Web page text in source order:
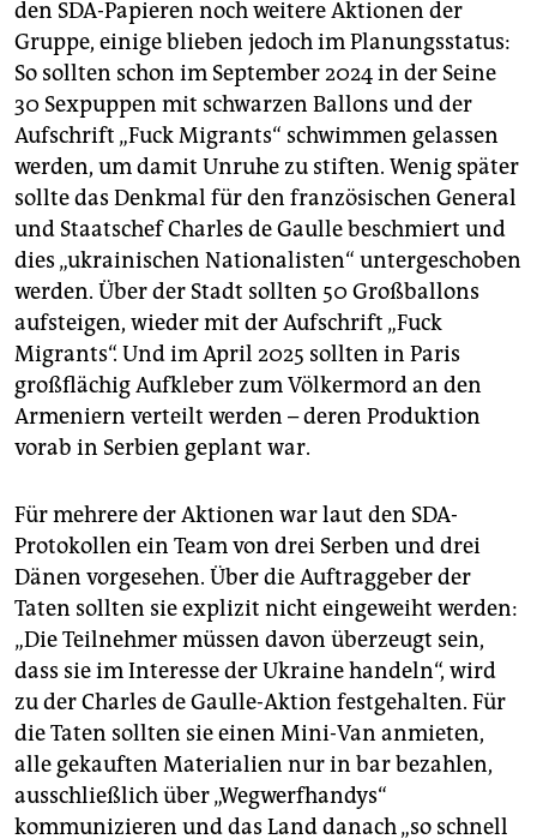
den SDA-Papieren noch weitere Aktionen der
Gruppe, einige blieben jedoch im Planungsstatus:
So sollten schon im September 2024 in der Seine
30 Sexpuppen mit schwarzen Ballons und der
Aufschrift „Fuck Migrants“ schwimmen gelassen
werden, um damit Unruhe zu stiften. Wenig später
sollte das Denkmal für den französischen General
und Staatschef Charles de Gaulle beschmiert und
dies „ukrainischen Nationalisten“ untergeschoben
werden. Über der Stadt sollten 50 Großballons
aufsteigen, wieder mit der Aufschrift „Fuck
Migrants“. Und im April 2025 sollten in Paris
großflächig Aufkleber zum Völkermord an den
Armeniern verteilt werden – deren Produktion
vorab in Serbien geplant war.
Für mehrere der Aktionen war laut den SDA-
Protokollen ein Team von drei Serben und drei
Dänen vorgesehen. Über die Auftraggeber der
Taten sollten sie explizit nicht eingeweiht werden:
„Die Teilnehmer müssen davon überzeugt sein,
dass sie im Interesse der Ukraine handeln“, wird
zu der Charles de Gaulle-Aktion festgehalten. Für
die Taten sollten sie einen Mini-Van anmieten,
alle gekauften Materialien nur in bar bezahlen,
ausschließlich über „Wegwerfhandys“
kommunizieren und das Land danach „so schnell